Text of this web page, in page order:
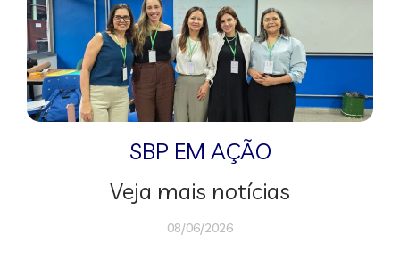
SBP EM AÇÃO
Veja mais notícias
08/06/2026